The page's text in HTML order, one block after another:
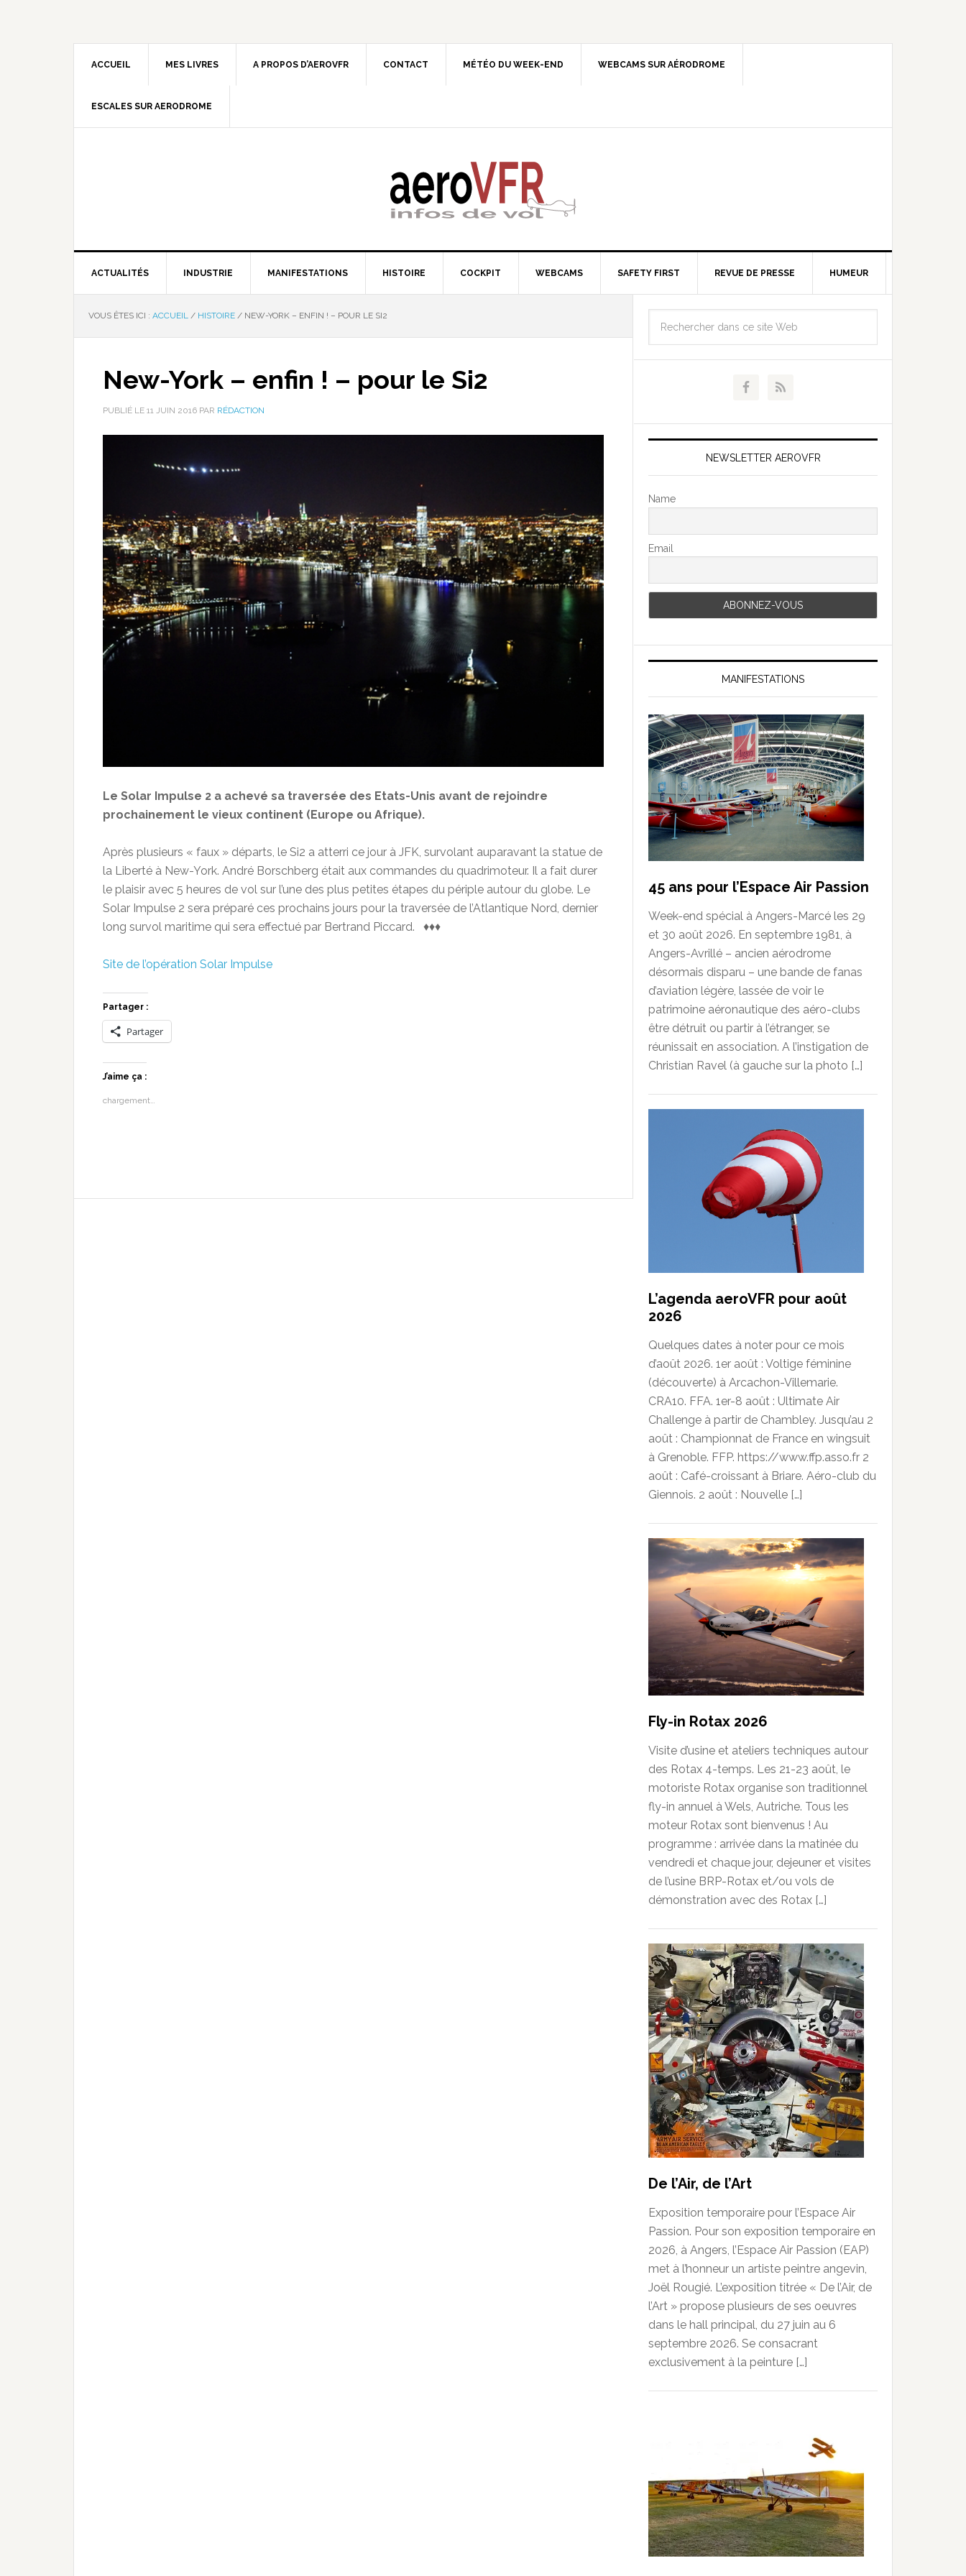
ACCUEIL MES LIVRES A PROPOS D’AEROVFR CONTACT MÉTÉO DU WEEK-END WEBCAMS SUR AÉRODROME
ESCALES SUR AERODROME
ACTUALITÉS INDUSTRIE MANIFESTATIONS HISTOIRE COCKPIT WEBCAMS SAFETY FIRST REVUE DE PRESSE HUMEUR
VOUS ÊTES ICI : ACCUEIL / HISTOIRE / NEW-YORK – ENFIN ! – POUR LE SI2
New-York – enfin ! – pour le Si2
PUBLIÉ LE 11 JUIN 2016 PAR RÉDACTION
Le Solar Impulse 2 a achevé sa traversée des Etats-Unis avant de rejoindre
prochainement le vieux continent (Europe ou Afrique).
Après plusieurs « faux » départs, le Si2 a atterri ce jour à JFK, survolant auparavant la statue de
la Liberté à New-York. André Borschberg était aux commandes du quadrimoteur. Il a fait durer
le plaisir avec 5 heures de vol sur l’une des plus petites étapes du périple autour du globe. Le
Solar Impulse 2 sera préparé ces prochains jours pour la traversée de l’Atlantique Nord, dernier
long survol maritime qui sera effectué par Bertrand Piccard. ♦♦♦
Site de l’opération Solar Impulse
Partager :
Partager
J’aime ça :
chargement…
NEWSLETTER AEROVFR
Name
Email
MANIFESTATIONS
45 ans pour l’Espace Air Passion
Week-end spécial à Angers-Marcé les 29
et 30 août 2026. En septembre 1981, à
Angers-Avrillé – ancien aérodrome
désormais disparu – une bande de fanas
d’aviation légère, lassée de voir le
patrimoine aéronautique des aéro-clubs
être détruit ou partir à l’étranger, se
réunissait en association. A l’instigation de
Christian Ravel (à gauche sur la photo […]
L’agenda aeroVFR pour août
2026
Quelques dates à noter pour ce mois
d’août 2026. 1er août : Voltige féminine
(découverte) à Arcachon-Villemarie.
CRA10. FFA. 1er-8 août : Ultimate Air
Challenge à partir de Chambley. Jusqu’au 2
août : Championnat de France en wingsuit
à Grenoble. FFP. https://www.ffp.asso.fr 2
août : Café-croissant à Briare. Aéro-club du
Giennois. 2 août : Nouvelle […]
Fly-in Rotax 2026
Visite d’usine et ateliers techniques autour
des Rotax 4-temps. Les 21-23 août, le
motoriste Rotax organise son traditionnel
fly-in annuel à Wels, Autriche. Tous les
moteur Rotax sont bienvenus ! Au
programme : arrivée dans la matinée du
vendredi et chaque jour, dejeuner et visites
de l’usine BRP-Rotax et/ou vols de
démonstration avec des Rotax […]
De l’Air, de l’Art
Exposition temporaire pour l’Espace Air
Passion. Pour son exposition temporaire en
2026, à Angers, l’Espace Air Passion (EAP)
met à l’honneur un artiste peintre angevin,
Joël Rougié. L’exposition titrée « De l’Air, de
l’Art » propose plusieurs de ses oeuvres
dans le hall principal, du 27 juin au 6
septembre 2026. Se consacrant
exclusivement à la peinture […]